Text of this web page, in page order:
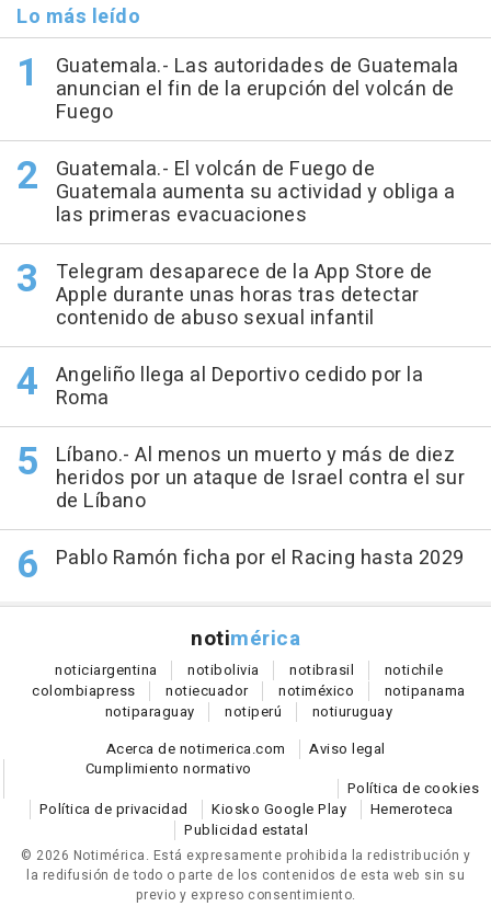
Lo más leído
Guatemala.- Las autoridades de Guatemala
anuncian el fin de la erupción del volcán de
Fuego
Guatemala.- El volcán de Fuego de
Guatemala aumenta su actividad y obliga a
las primeras evacuaciones
Telegram desaparece de la App Store de
Apple durante unas horas tras detectar
contenido de abuso sexual infantil
Angeliño llega al Deportivo cedido por la
Roma
Líbano.- Al menos un muerto y más de diez
heridos por un ataque de Israel contra el sur
de Líbano
Pablo Ramón ficha por el Racing hasta 2029
notimérica
noticiargentina notibolivia notibrasil notichile
colombiapress notiecuador notiméxico notipanama
notiparaguay notiperú notiuruguay
Acerca de notimerica.com
Aviso legal
Cumplimiento normativo
Política de cookies
Política de privacidad
Kiosko Google Play
Hemeroteca
Publicidad estatal
© 2026 Notimérica. Está expresamente prohibida la redistribución y
la redifusión de todo o parte de los contenidos de esta web sin su
previo y expreso consentimiento.